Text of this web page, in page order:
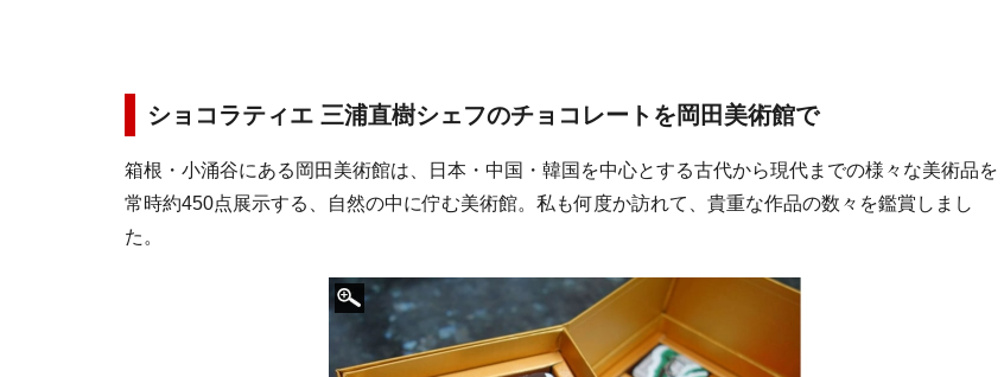
ショコラティエ 三浦直樹シェフのチョコレートを岡田美術館で
箱根・小涌谷にある岡田美術館は、日本・中国・韓国を中心とする古代から現代までの様々な美術品を
常時約450点展示する、自然の中に佇む美術館。私も何度か訪れて、貴重な作品の数々を鑑賞しまし
た。